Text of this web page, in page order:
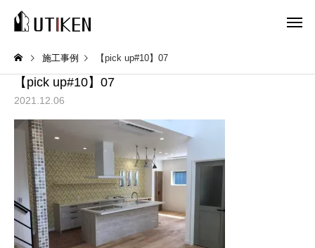
施工事例 【pick up#10】07
【pick up#10】07
2021.12.06